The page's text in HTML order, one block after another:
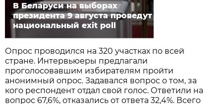
В Беларуси на выборах
президента 9 августа проведут
национальный exit poll
Опрос проводился на 320 участках по всей
стране. Интервьюеры предлагали
проголосовавшим избирателям пройти
анонимный опрос. Задавался вопрос о том, за
кого респондент отдал свой голос. Ответили на
вопрос 67,6%, отказались от ответа 32,4%. Всего